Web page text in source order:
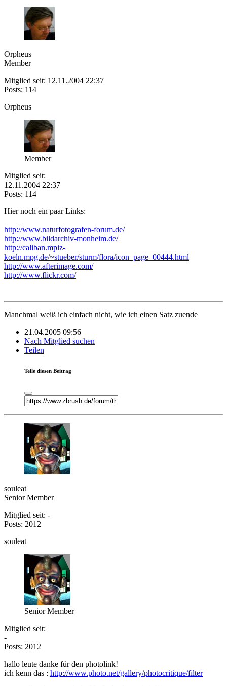
Orpheus
Member
Mitglied seit: 12.11.2004 22:37
Posts: 114
Orpheus
Member
Mitglied seit:
12.11.2004 22:37
Posts: 114
Hier noch ein paar Links:
http://www.naturfotografen-forum.de/
http://www.bildarchiv-monheim.de/
http://caliban.mpiz-
koeln.mpg.de/~stueber/sturm/flora/icon_page_00444.html
http://www.afterimage.com/
http://www.flickr.com/
Manchmal weiß ich einfach nicht, wie ich einen Satz zuende
21.04.2005 09:56
Nach Mitglied suchen
Teilen
Teile diesen Beitrag
souleat
Senior Member
Mitglied seit: -
Posts: 2012
souleat
Senior Member
Mitglied seit:
-
Posts: 2012
hallo leute danke für den photolink!
ich kenn das : http://www.photo.net/gallery/photocritique/filter